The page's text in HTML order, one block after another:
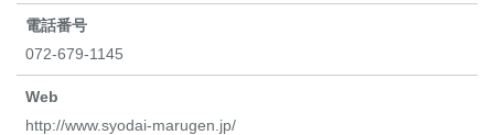
電話番号
072-679-1145
Web
http://www.syodai-marugen.jp/